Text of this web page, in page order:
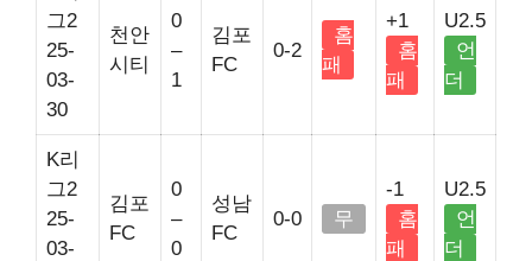
그2
25-
03-
30
천안
시티
0
–
1
김포
FC
0-2
홈
패
+1
홈
패
U2.5
언
더
K리
그2
25-
03-
김포
FC
0
–
0
성남
FC
0-0 무
-1
홈
패
U2.5
언
더